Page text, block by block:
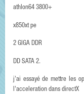
athlon64 3800+
x850xt pe
2 GIGA DDR
DD SATA 2.
j'ai essayé de mettre les
l'acceleration dans directX